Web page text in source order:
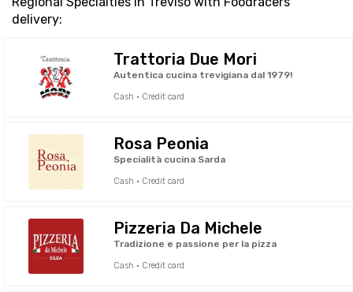
delivery:
Trattoria Due Mori
Autentica cucina trevigiana dal 1979!
Cash · Credit card
Rosa Peonia
Specialità cucina Sarda
Cash · Credit card
Pizzeria Da Michele
Tradizione e passione per la pizza
Cash · Credit card